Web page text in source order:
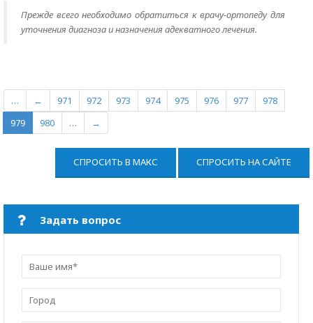
Прежде всего необходимо обратиться к врачу-ортопеду для
уточнения диагноза и назначения адекватного лечения.
… ← 971 972 973 974 975 976 977
978
979
980 … →
СПРОСИТЬ В МАКС СПРОСИТЬ НА САЙТЕ
Задать вопрос